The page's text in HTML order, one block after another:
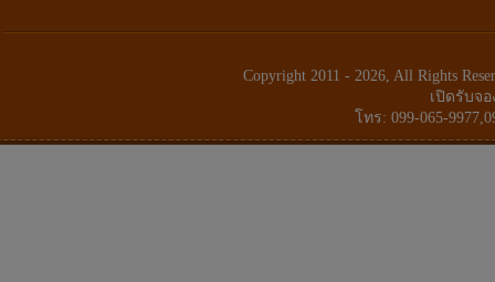
Copyright 2011 - 2026, All Rights
เปิดรับจ
โทร: 099-065-